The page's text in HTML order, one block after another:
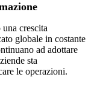
crescita
globale in costante
ad adottare
sta
le operazioni.